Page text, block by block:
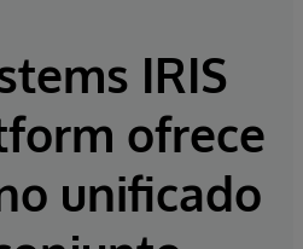
IRIS
ofrece
unificado